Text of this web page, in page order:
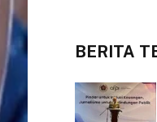
BERITA